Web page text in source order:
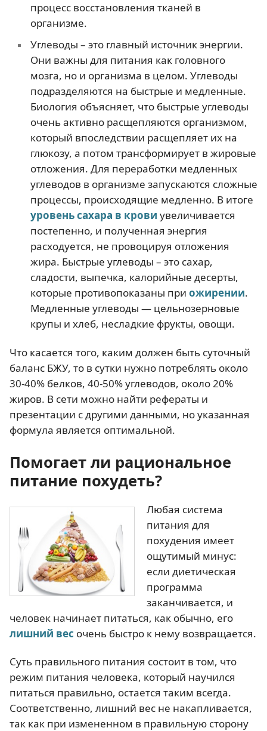
процесс восстановления тканей в
организме.
Углеводы – это главный источник энергии.
Они важны для питания как головного
мозга, но и организма в целом. Углеводы
подразделяются на быстрые и медленные.
Биология объясняет, что быстрые углеводы
очень активно расщепляются организмом,
который впоследствии расщепляет их на
глюкозу, а потом трансформирует в жировые
отложения. Для переработки медленных
углеводов в организме запускаются сложные
процессы, происходящие медленно. В итоге
уровень сахара в крови увеличивается
постепенно, и полученная энергия
расходуется, не провоцируя отложения
жира. Быстрые углеводы – это сахар,
сладости, выпечка, калорийные десерты,
которые противопоказаны при ожирении.
Медленные углеводы — цельнозерновые
крупы и хлеб, несладкие фрукты, овощи.
Что касается того, каким должен быть суточный
баланс БЖУ, то в сутки нужно потреблять около
30-40% белков, 40-50% углеводов, около 20%
жиров. В сети можно найти рефераты и
презентации с другими данными, но указанная
формула является оптимальной.
Помогает ли рациональное
питание похудеть?
Любая система
питания для
похудения имеет
ощутимый минус:
если диетическая
программа
заканчивается, и
человек начинает питаться, как обычно, его
лишний вес очень быстро к нему возвращается.
Суть правильного питания состоит в том, что
режим питания человека, который научился
питаться правильно, остается таким всегда.
Соответственно, лишний вес не накапливается,
так как при измененном в правильную сторону